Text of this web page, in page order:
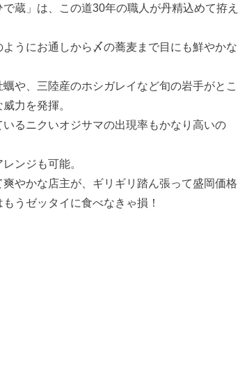
蔵」は、この道30年の職人が丹精込めて拵え
うにお通しから〆の蕎麦まで目にも鮮やかな
や、三陸産のホシガレイなど旬の岩手がとこ
力を発揮。
るニクいオジサマの出現率もかなり高いの
ンジも可能。
やかな店主が、ギリギリ踏ん張って盛岡価格
うゼッタイに食べなきゃ損！